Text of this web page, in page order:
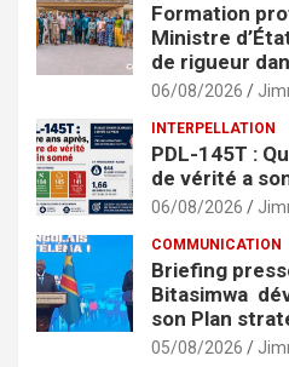
Formation
Ministre
de rigueur
06/08/2026
INTERPELLATION
PDL-145T :
de vérité a
06/08/2026
COMMUNICATION
Briefing
Bitasimwa
son Plan
05/08/2026